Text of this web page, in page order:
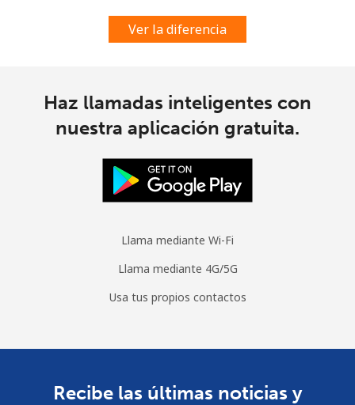
Ver la diferencia
Haz llamadas inteligentes con
nuestra aplicación gratuita.
Llama mediante Wi-Fi
Llama mediante 4G/5G
Usa tus propios contactos
Recibe las últimas noticias y